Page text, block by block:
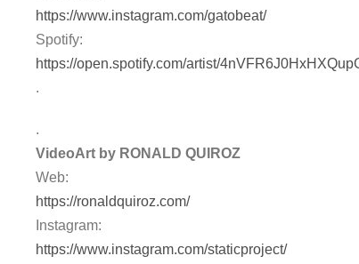
https://www.instagram.com/gatobeat/
Spotify:
https://open.spotify.com/artist/
.
.
VideoArt by RONALD QUIROZ
Web:
https://ronaldquiroz.com/
Instagram:
https://www.instagram.com/staticproject/